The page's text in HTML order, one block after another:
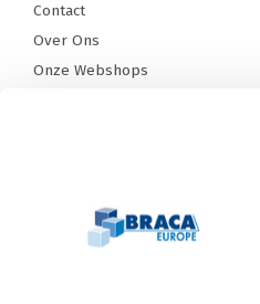
Contact
Over Ons
Onze Webshops
Betaalmethoden en voorwaarden
Privacy policy